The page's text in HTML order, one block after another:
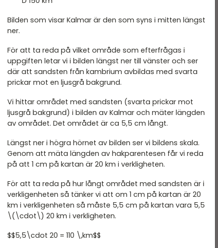
Bilden som visar Kalmar är den som syns i mitten längst
ner.
För att ta reda på vilket område som efterfrågas i
uppgiften letar vi i bilden längst ner till vänster och ser
där att sandsten från kambrium avbildas med svarta
prickar mot en ljusgrå bakgrund.
Vi hittar området med sandsten (svarta prickar mot
ljusgrå bakgrund) i bilden av Kalmar och mäter längden
av området. Det området är ca 5,5 cm långt.
Längst ner i högra hörnet av bilden ser vi bildens skala.
Genom att mäta längden av hakparentesen får vi reda
på att 1 cm på kartan är 20 km i verkligheten.
För att ta reda på hur långt området med sandsten är i
verkligenheten så tänker vi att om 1 cm på kartan är 20
km i verkligenheten så måste 5,5 cm på kartan vara 5,5
\(\cdot\) 20 km i verkligheten.
$$5,5\cdot 20 = 110 \,km$$